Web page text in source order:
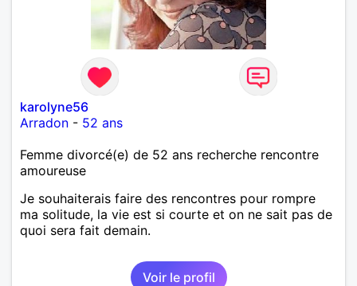
karolyne56
Arradon - 52 ans
Femme divorcé(e) de 52 ans recherche rencontre
amoureuse
Je souhaiterais faire des rencontres pour rompre
ma solitude, la vie est si courte et on ne sait pas de
quoi sera fait demain.
Voir le profil